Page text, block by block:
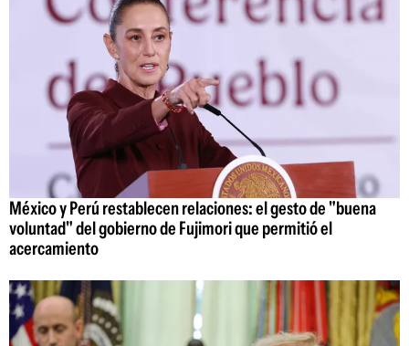
México y Perú restablecen relaciones: el gesto de "buena
voluntad" del gobierno de Fujimori que permitió el
acercamiento